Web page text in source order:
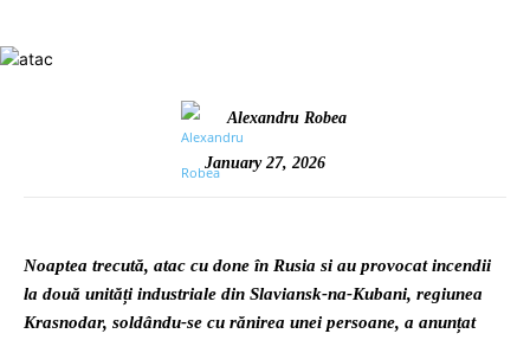
Alexandru Robea
January 27, 2026
Noaptea trecută, atac cu done în Rusia si au provocat incendii
la două unități industriale din Slaviansk-na-Kubani, regiunea
Krasnodar, soldându-se cu rănirea unei persoane, a anunțat